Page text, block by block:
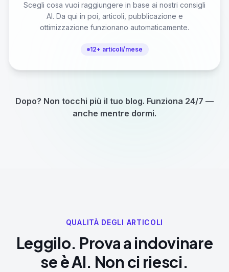
Scegli cosa vuoi raggiungere in base ai nostri consigli
AI. Da qui in poi, articoli, pubblicazione e
ottimizzazione funzionano automaticamente.
12+ articoli/mese
Dopo? Non tocchi più il tuo blog. Funziona 24/7 —
anche mentre dormi.
QUALITÀ DEGLI ARTICOLI
Leggilo. Prova a indovinare
se è AI. Non ci riesci.